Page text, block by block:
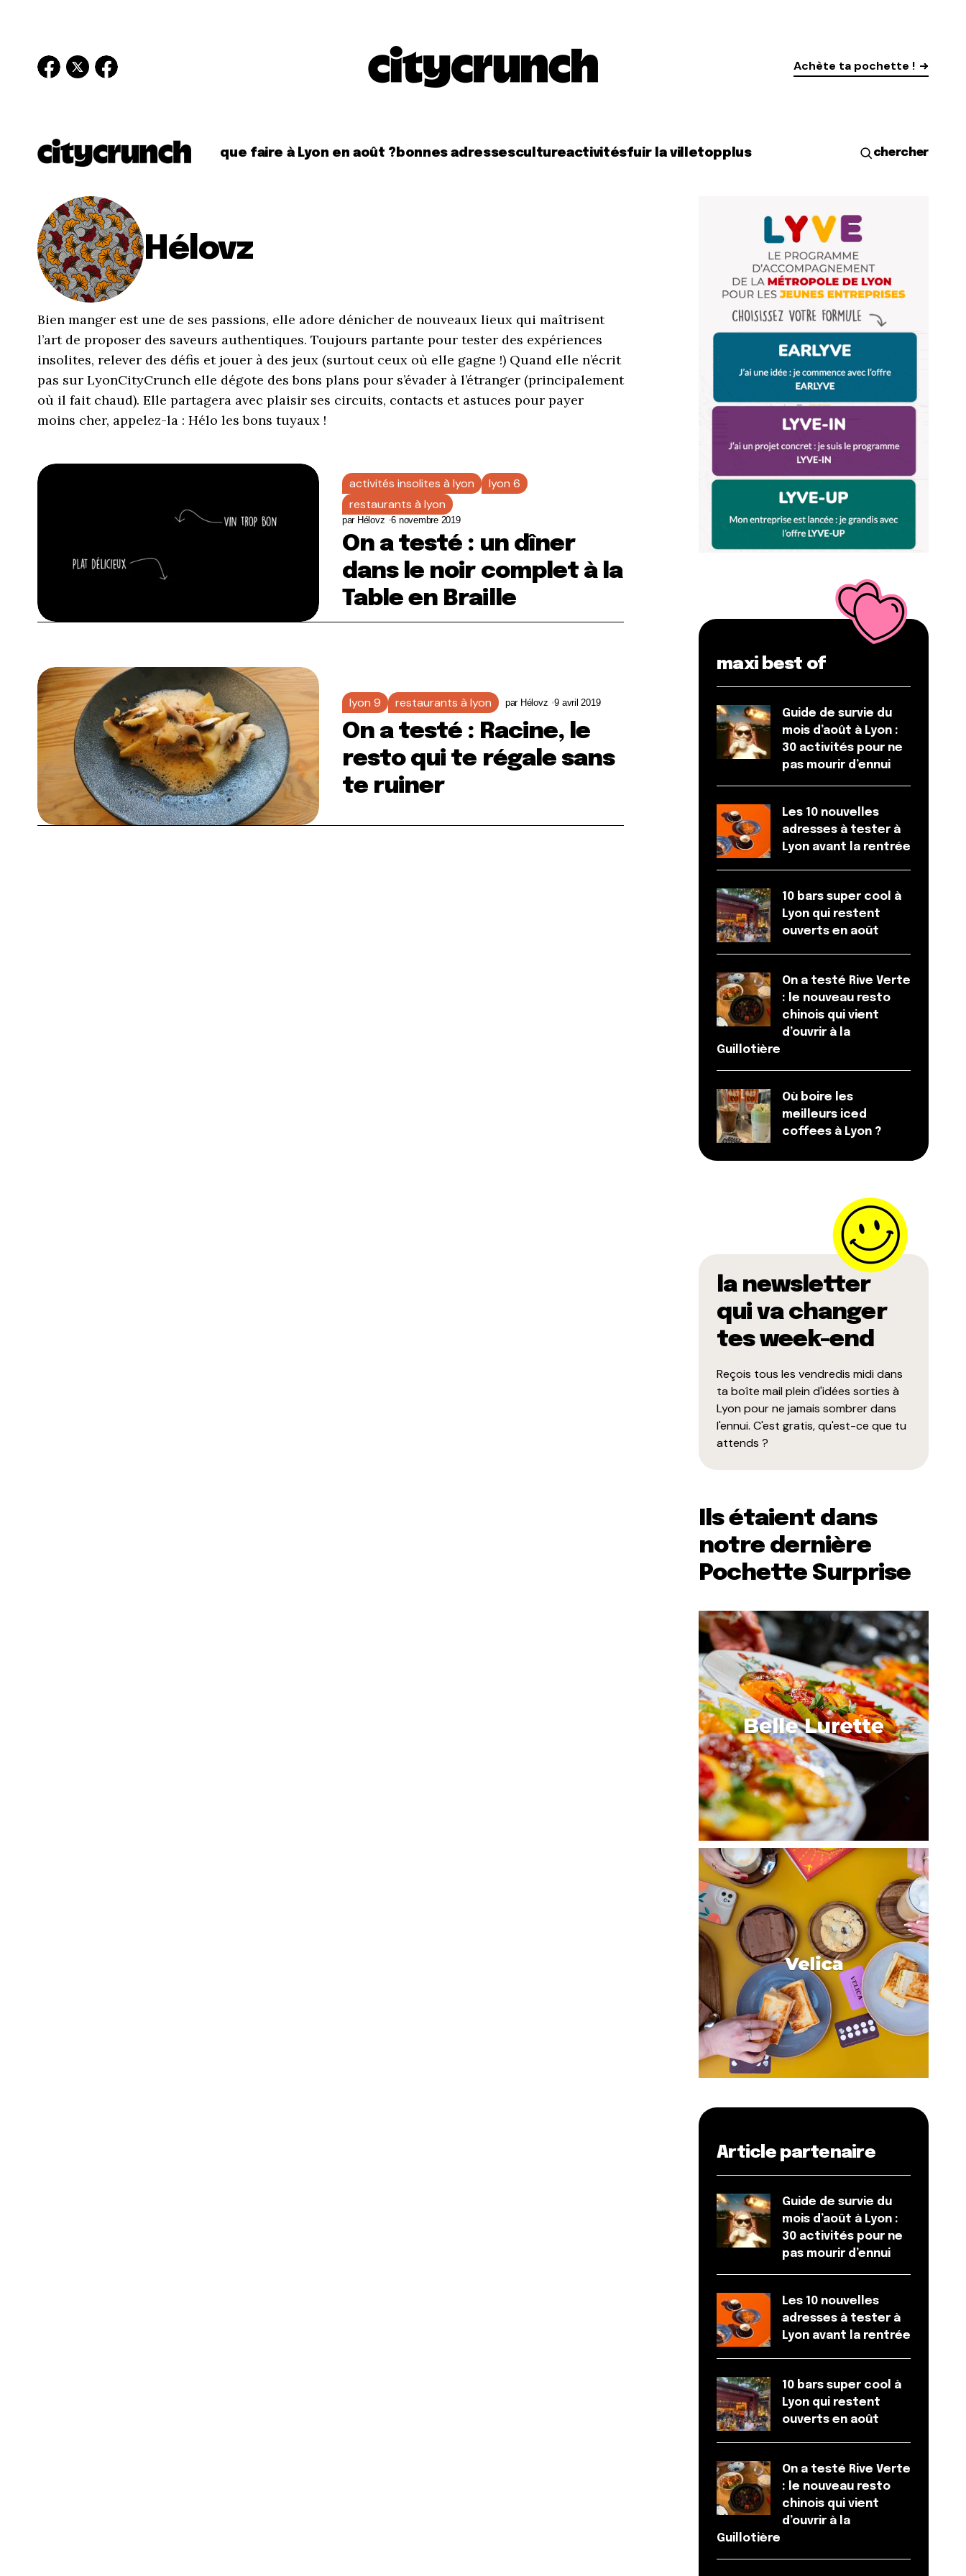
Achète ta pochette !
que faire à Lyon en août ? bonnes adressescultureactivitésfuir la villetopplus chercher
Hélovz
Bien manger est une de ses passions, elle adore dénicher de nouveaux lieux qui maîtrisent
l’art de proposer des saveurs authentiques. Toujours partante pour tester des expériences
insolites, relever des défis et jouer à des jeux (surtout ceux où elle gagne !) Quand elle n’écrit
pas sur LyonCityCrunch elle dégote des bons plans pour s’évader à l’étranger (principalement
où il fait chaud). Elle partagera avec plaisir ses circuits, contacts et astuces pour payer
moins cher, appelez-la : Hélo les bons tuyaux !
activités insolites à lyon
lyon 6
restaurants à lyon
par Hélovz 6 novembre 2019
On a testé : un dîner
dans le noir complet à la
Table en Braille
lyon 9 restaurants à lyon par Hélovz 9 avril 2019
On a testé : Racine, le
resto qui te régale sans
te ruiner
maxi best of
Guide de survie du
mois d’août à Lyon :
30 activités pour ne
pas mourir d’ennui
Les 10 nouvelles
adresses à tester à
Lyon avant la rentrée
10 bars super cool à
Lyon qui restent
ouverts en août
On a testé Rive Verte
: le nouveau resto
chinois qui vient
d’ouvrir à la
Guillotière
Où boire les
meilleurs iced
coffees à Lyon ?
la newsletter
qui va changer
tes week-end
Reçois tous les vendredis midi dans
ta boîte mail plein d'idées sorties à
Lyon pour ne jamais sombrer dans
l'ennui. C'est gratis, qu'est-ce que tu
attends ?
Ils étaient dans
notre dernière
Pochette Surprise
Article partenaire
Guide de survie du
mois d’août à Lyon :
30 activités pour ne
pas mourir d’ennui
Les 10 nouvelles
adresses à tester à
Lyon avant la rentrée
10 bars super cool à
Lyon qui restent
ouverts en août
On a testé Rive Verte
: le nouveau resto
chinois qui vient
d’ouvrir à la
Guillotière